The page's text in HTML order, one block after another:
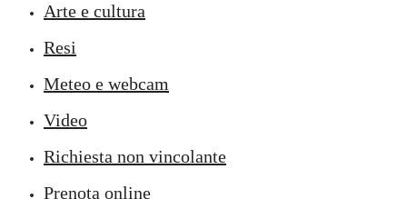
Arte e cultura
Resi
Meteo e webcam
Video
Richiesta non vincolante
Prenota online